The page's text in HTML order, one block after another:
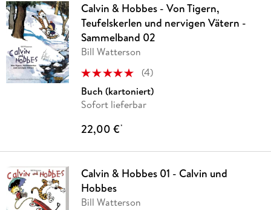
Calvin & Hobbes - Von Tigern,
Teufelskerlen und nervigen Vätern -
Sammelband 02
Bill Watterson
(4)
Buch (kartoniert)
Sofort lieferbar
22,00 €*
Calvin & Hobbes 01 - Calvin und
Hobbes
Bill Watterson